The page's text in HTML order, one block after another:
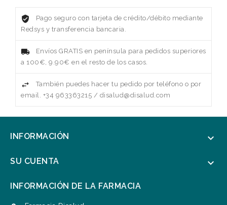
Pago seguro con tarjeta de crédito/débito mediante
Redsys y transferencia bancaria.
Envíos GRATIS en península para pedidos superiores
a 100€, 9.90€ en el resto de los casos.
También puedes hacer tu pedido por teléfono o por
email. +34 963363215 / disalud@disalud.com
INFORMACIÓN 
SU CUENTA 
INFORMACIÓN DE LA FARMACIA